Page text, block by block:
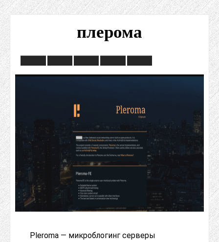
плерома
Pleroma — микроблогинг серверы